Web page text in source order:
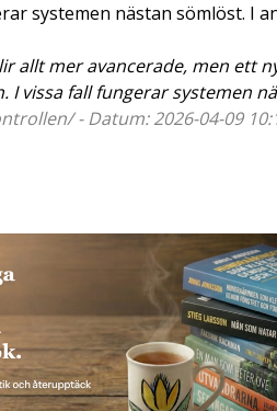
systemen nästan sömlöst. I
allt mer avancerade, men ett
vissa fall fungerar systemen
- Datum: 2026-04-09